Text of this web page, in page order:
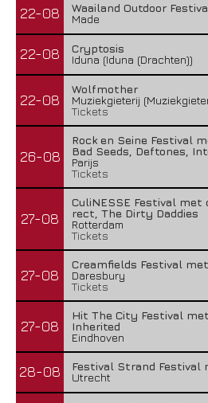
22-08
Waailand Outdoor
Made
22-08
Cryptosis
Iduna (Iduna (Drachten))
22-08
Wolfmother
Muziekgieterij
Tickets
26-08
Rock en Seine Festival
Bad Seeds, Deftones,
Parijs
Tickets
27-08
CuliNESSE Festival met
rect, The Dirty Daddies
Rotterdam
Tickets
27-08
Creamfields Festival
Daresbury
Tickets
27-08
Hit The City Festival met
Inherited
Eindhoven
28-08
Festival Strand Festival
Utrecht